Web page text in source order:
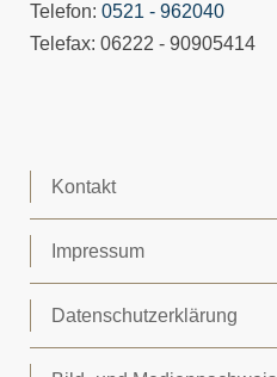
Telefon: 0521 - 962040
Telefax: 06222 - 90905414
Kontakt
Impressum
Datenschutzerklärung